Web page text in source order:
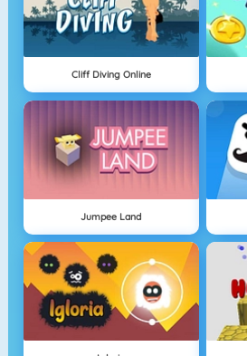
Cliff Diving Online
Jumpee Land